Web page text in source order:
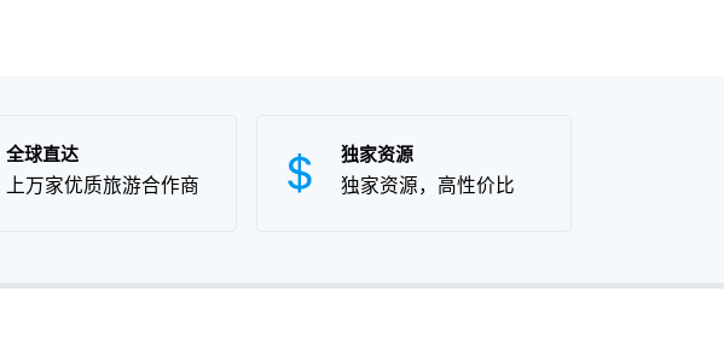
全球直达
上万家优质旅游合作商
独家资源
独家资源，高性价比